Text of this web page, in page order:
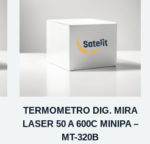
TERMOMETRO DIG. MIRA
LASER 50 A 600C MINIPA –
MT-320B